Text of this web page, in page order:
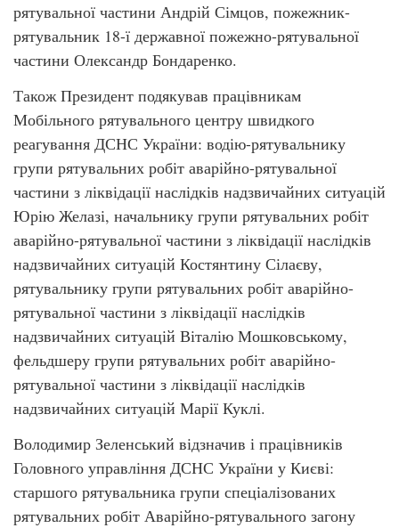
рятувальної частини Андрій Сімцов, пожежник-
рятувальник 18-ї державної пожежно-рятувальної
частини Олександр Бондаренко.
Також Президент подякував працівникам
Мобільного рятувального центру швидкого
реагування ДСНС України: водію-рятувальнику
групи рятувальних робіт аварійно-рятувальної
частини з ліквідації наслідків надзвичайних ситуацій
Юрію Желазі, начальнику групи рятувальних робіт
аварійно-рятувальної частини з ліквідації наслідків
надзвичайних ситуацій Костянтину Сілаєву,
рятувальнику групи рятувальних робіт аварійно-
рятувальної частини з ліквідації наслідків
надзвичайних ситуацій Віталію Мошковському,
фельдшеру групи рятувальних робіт аварійно-
рятувальної частини з ліквідації наслідків
надзвичайних ситуацій Марії Куклі.
Володимир Зеленський відзначив і працівників
Головного управління ДСНС України у Києві:
старшого рятувальника групи спеціалізованих
рятувальних робіт Аварійно-рятувального загону